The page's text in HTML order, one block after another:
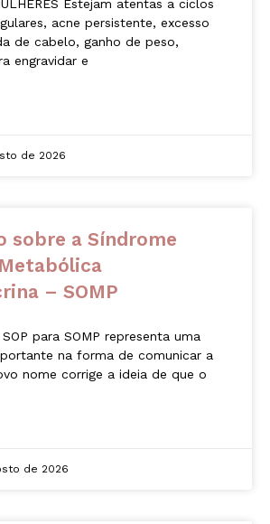
Estejam atentas a ciclos
acne persistente, excesso
de cabelo, ganho de peso,
engravidar e
de 2026
sobre a Síndrome
– SOMP
para SOMP representa uma
na forma de comunicar a
nome corrige a ideia de que o
de 2026